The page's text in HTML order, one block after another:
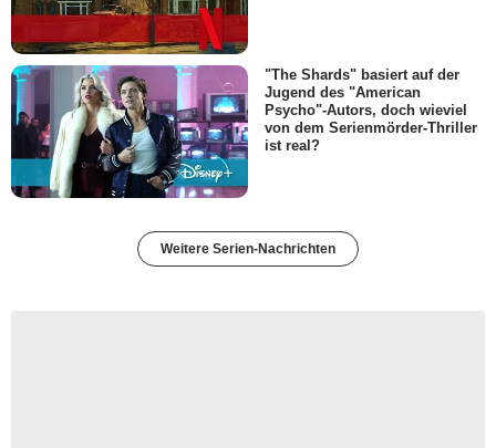
"The Shards" basiert auf der
Jugend des "American
Psycho"-Autors, doch wieviel
von dem Serienmörder-Thriller
ist real?
Weitere Serien-Nachrichten